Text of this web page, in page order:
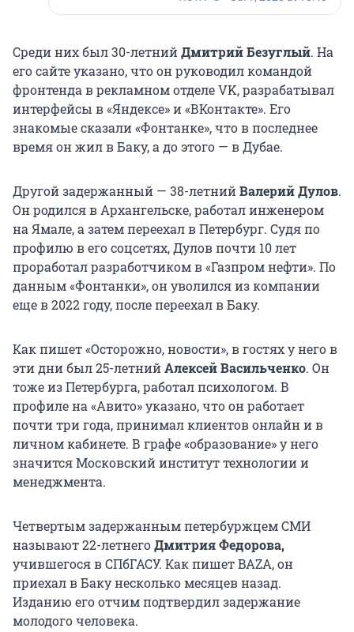
Среди них был 30-летнийДмитрий Безуглый. На
его сайте указано, что он руководил командой
фронтенда в рекламном отделе VK, разрабатывал
интерфейсы в «Яндексе» и «ВКонтакте». Его
знакомые сказали «Фонтанке», что в последнее
время он жил в Баку, а до этого — в Дубае.
Другой задержанный — 38-летнийВалерий Дулов.
Он родился в Архангельске, работал инженером
на Ямале, а затем переехал в Петербург. Судя по
профилю в его соцсетях, Дулов почти 10 лет
проработал разработчиком в «Газпром нефти». По
данным «Фонтанки», он уволился из компании
еще в 2022 году, после переехал в Баку.
Как пишет «Осторожно, новости», в гостях у него в
эти дни был 25-летнийАлексей Васильченко. Он
тоже из Петербурга, работал психологом. В
профиле на «Авито» указано, что он работает
почти три года, принимал клиентов онлайн и в
личном кабинете. В графе «образование» у него
значится Московский институт технологии и
менеджмента.
Четвертым задержанным петербуржцем СМИ
называют 22-летнегоДмитрия Федорова,
учившегося в СПбГАСУ. Как пишет BAZA, он
приехал в Баку несколько месяцев назад.
Изданию его отчим подтвердил задержание
молодого человека.